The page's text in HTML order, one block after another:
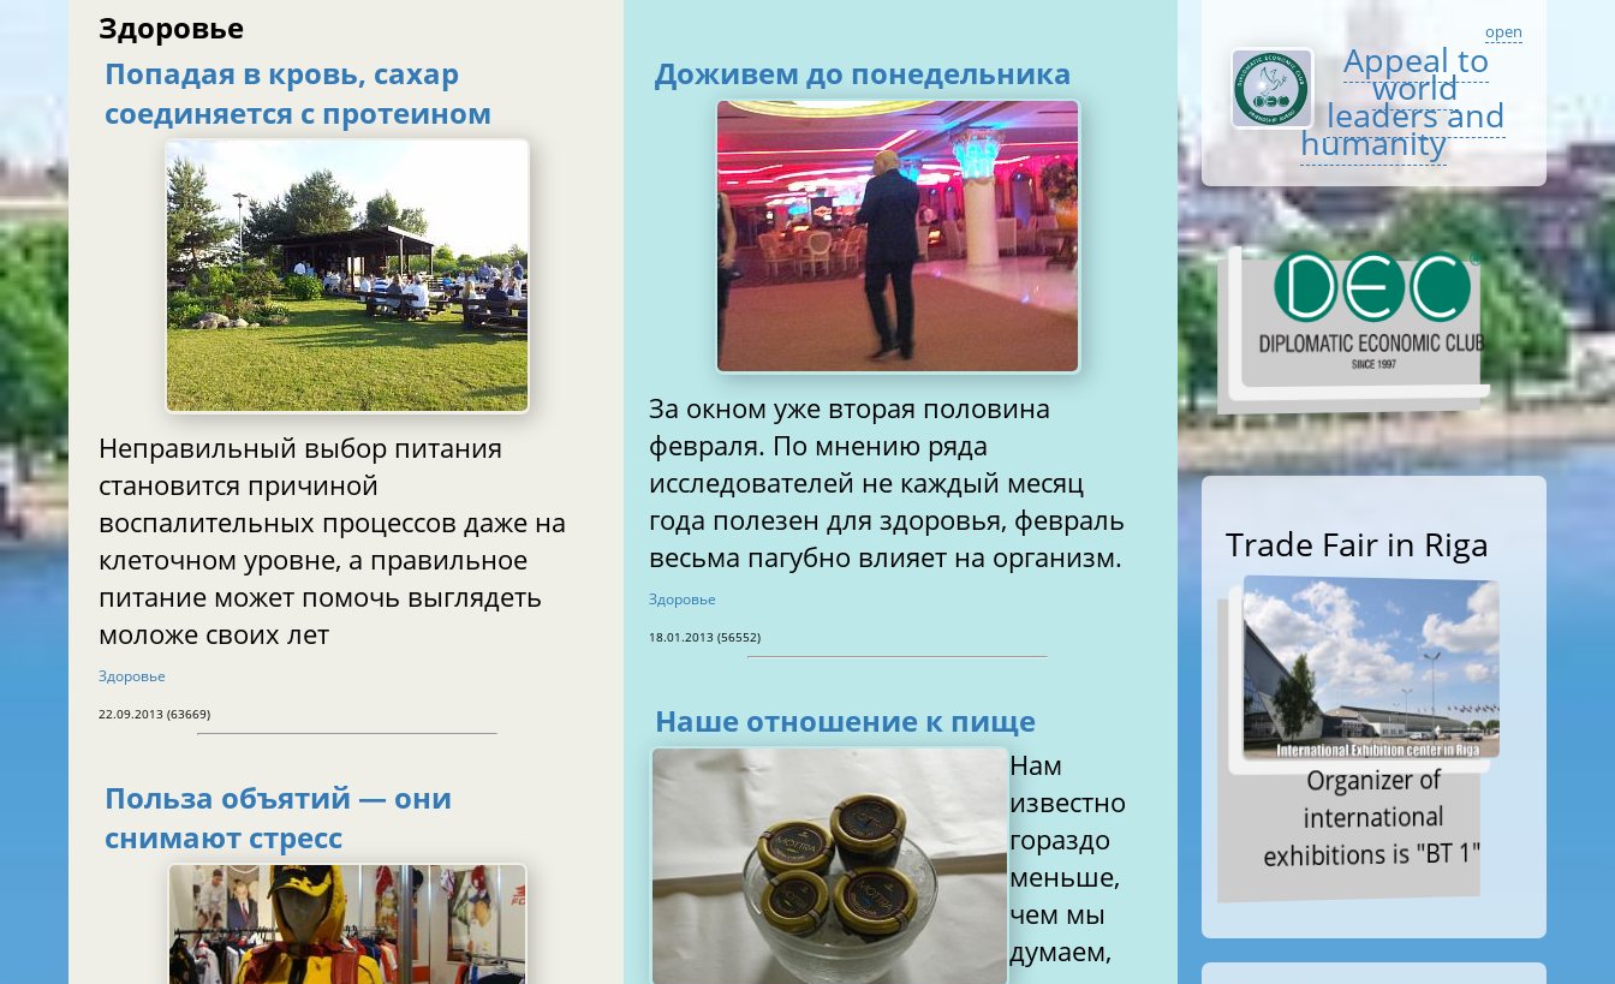
Здоровье
Попадая в кровь, сахар
соединяется с протеином
Неправильный выбор питания
становится причиной
воспалительных процессов даже на
клеточном уровне, а правильное
питание может помочь выглядеть
моложе своих лет
Здоровье
22.09.2013 (63669)
Польза объятий — они
снимают стресс
Доживем до понедельника
За окном уже вторая половина
февраля. По мнению ряда
исследователей не каждый месяц
года полезен для здоровья, февраль
весьма пагубно влияет на организм.
Здоровье
18.01.2013 (56552)
Наше отношение к пище
Нам
известно
гораздо
меньше,
чем мы
думаем,
open
Appeal to
world
leaders and
humanity
Trade Fair in Riga
Organizer of
international
exhibitions is "BT 1"